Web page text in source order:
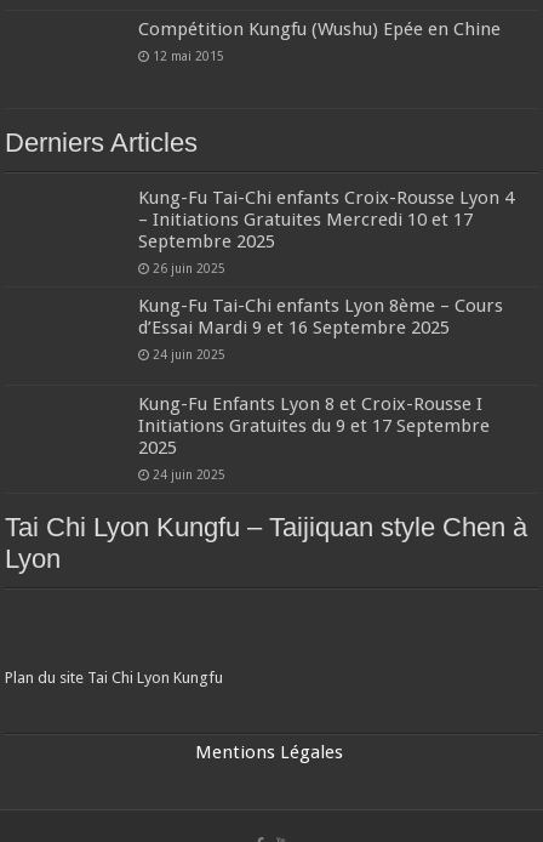
Compétition Kungfu (Wushu) Epée en Chine
12 mai 2015
Derniers Articles
Kung-Fu Tai-Chi enfants Croix-Rousse Lyon 4
– Initiations Gratuites Mercredi 10 et 17
Septembre 2025
26 juin 2025
Kung-Fu Tai-Chi enfants Lyon 8ème – Cours
d’Essai Mardi 9 et 16 Septembre 2025
24 juin 2025
Kung-Fu Enfants Lyon 8 et Croix-Rousse I
Initiations Gratuites du 9 et 17 Septembre
2025
24 juin 2025
Tai Chi Lyon Kungfu – Taijiquan style Chen à
Lyon
Plan du site Tai Chi Lyon Kungfu
Mentions Légales